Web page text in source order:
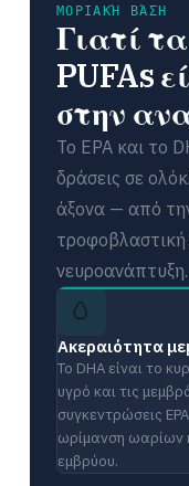
ΜΟΡΙΑΚΉ ΒΆΣΗ
Γιατί
PUFAs
στην
Το EPA και το
δράσεις σε
άξονα — από
τροφοβλαστική
νευροανάπτυξη.
🥚
Ακεραιότητα
Το DHA είναι το
υγρό και τις
συγκεντρώσεις
ωρίμανση ωαρίων
εμβρύου.